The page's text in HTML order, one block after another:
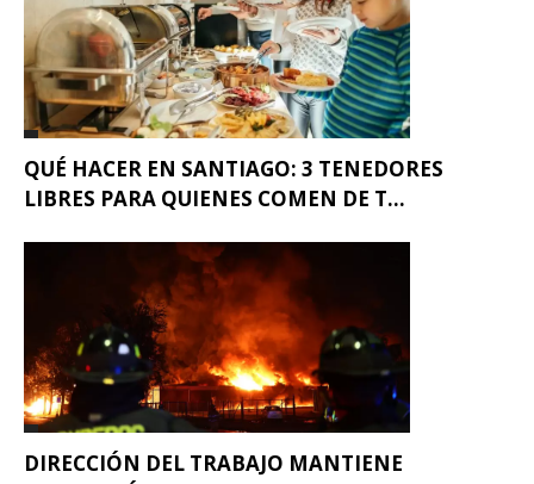
QUÉ HACER EN SANTIAGO: 3 TENEDORES
LIBRES PARA QUIENES COMEN DE T...
DIRECCIÓN DEL TRABAJO MANTIENE